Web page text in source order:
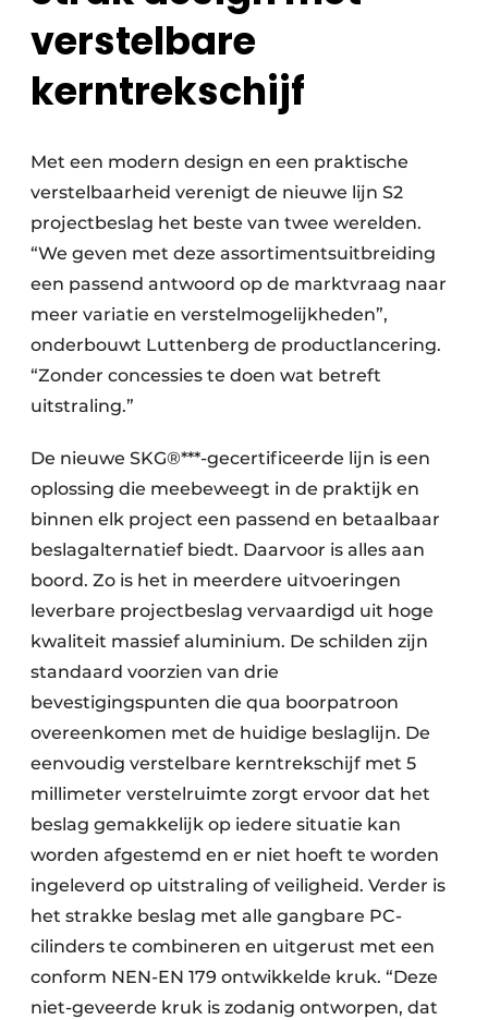
verstelbare
kerntrekschijf
Met een modern design en een praktische
verstelbaarheid verenigt de nieuwe lijn S2
projectbeslag het beste van twee werelden.
“We geven met deze assortimentsuitbreiding
een passend antwoord op de marktvraag naar
meer variatie en verstelmogelijkheden”,
onderbouwt Luttenberg de productlancering.
“Zonder concessies te doen wat betreft
uitstraling.”
De nieuwe SKG®***-gecertificeerde lijn is een
oplossing die meebeweegt in de praktijk en
binnen elk project een passend en betaalbaar
beslagalternatief biedt. Daarvoor is alles aan
boord. Zo is het in meerdere uitvoeringen
leverbare projectbeslag vervaardigd uit hoge
kwaliteit massief aluminium. De schilden zijn
standaard voorzien van drie
bevestigingspunten die qua boorpatroon
overeenkomen met de huidige beslaglijn. De
eenvoudig verstelbare kerntrekschijf met 5
millimeter verstelruimte zorgt ervoor dat het
beslag gemakkelijk op iedere situatie kan
worden afgestemd en er niet hoeft te worden
ingeleverd op uitstraling of veiligheid. Verder is
het strakke beslag met alle gangbare PC-
cilinders te combineren en uitgerust met een
conform NEN-EN 179 ontwikkelde kruk. “Deze
niet-geveerde kruk is zodanig ontworpen, dat